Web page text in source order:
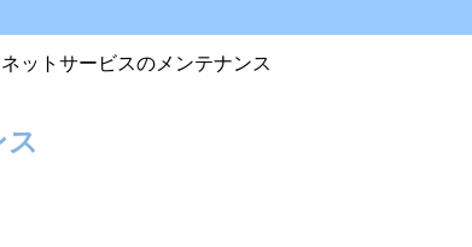
ットサービスのメンテナンス